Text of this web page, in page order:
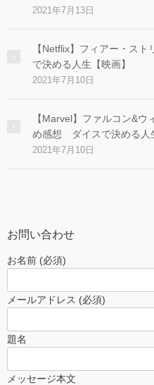
2021年7月13日
【Netflix】フィアー・ス
で決める人生【映画】
2021年7月10日
【Marvel】ファルコン&
め感想 ダイスで決める人
2021年7月10日
お問い合わせ
お名前 (必須)
メールアドレス (必須)
題名
メッセージ本文